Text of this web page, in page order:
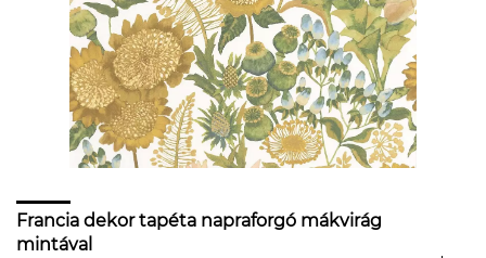
Francia dekor tapéta napraforgó mákvirág
mintával